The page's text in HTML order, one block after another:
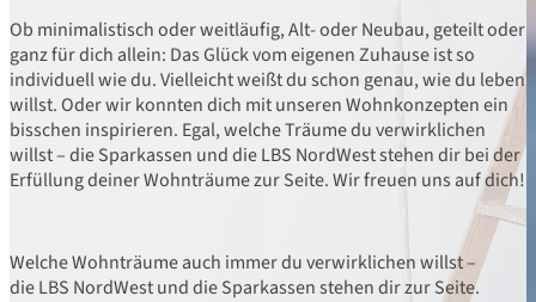
Ob minimalistisch oder weitläufig, Alt- oder Neubau, geteilt oder
ganz für dich allein: Das Glück vom eigenen Zuhause ist so
individuell wie du. Vielleicht weißt du schon genau, wie du leben
willst. Oder wir konnten dich mit unseren Wohnkonzepten ein
bisschen inspirieren. Egal, welche Träume du verwirklichen
willst – die Sparkassen und die LBS NordWest stehen dir bei der
Erfüllung deiner Wohnträume zur Seite. Wir freuen uns auf dich!
Welche Wohnträume auch immer du verwirklichen willst –
die LBS NordWest und die Sparkassen stehen dir zur Seite.